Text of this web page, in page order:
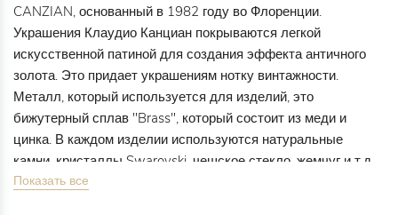
CANZIAN, основанный в 1982 году во Флоренции.
Украшения Клаудио Канциан покрываются легкой
искусственной патиной для создания эффекта античного
золота. Это придает украшениям нотку винтажности.
Металл, который используется для изделий, это
бижутерный сплав "Brass", который состоит из меди и
цинка. В каждом изделии используются натуральные
камни, кристаллы Swarovski, чешское стекло, жемчуг и т.д.
Все украшения уникальны и сделаны вручную.
Показать все